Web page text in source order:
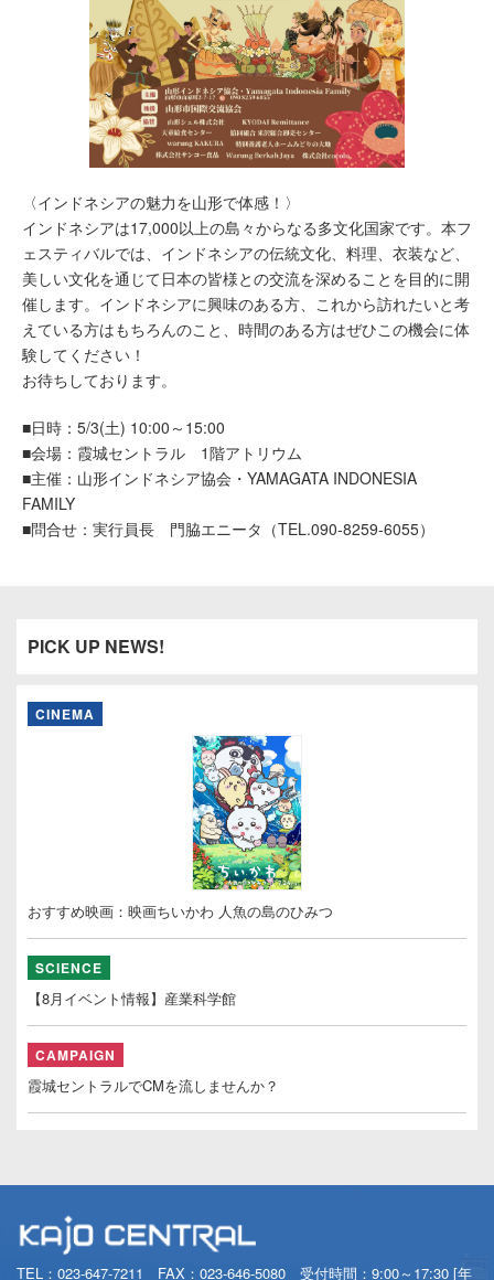
〈インドネシアの魅力を山形で体感！〉
インドネシアは17,000以上の島々からなる多文化国家です。本フ
ェスティバルでは、インドネシアの伝統文化、料理、衣装など、
美しい文化を通じて日本の皆様との交流を深めることを目的に開
催します。インドネシアに興味のある方、これから訪れたいと考
えている方はもちろんのこと、時間のある方はぜひこの機会に体
験してください！
お待ちしております。
■日時：5/3(土) 10:00～15:00
■会場：霞城セントラル 1階アトリウム
■主催：山形インドネシア協会・YAMAGATA INDONESIA
FAMILY
■問合せ：実行員長 門脇エニータ（TEL.090-8259-6055）
PICK UP NEWS!
CINEMA
おすすめ映画：映画ちいかわ 人魚の島のひみつ
SCIENCE
【8月イベント情報】産業科学館
CAMPAIGN
霞城セントラルでCMを流しませんか？
TEL： 023-647-7211 FAX：023-646-5080 受付時間：9:00～17:30 [年